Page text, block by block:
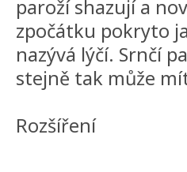
paroží shazují a
zpočátku pokryto
nazývá lýčí. Srnčí
stejně tak může
Rozšíření